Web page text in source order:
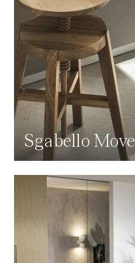
Sgabello Move